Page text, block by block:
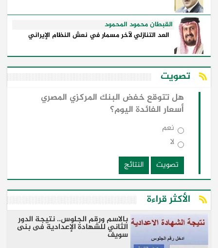
القبطان محمود المحمود
العد التنازلي لآخر مسمار في نعش النظام الإيراني
تصويت
هل تتوقع خفض البنك المركزي المصري
أسعار الفائدة اليوم؟
نعم
لا
تصويت
النتائج
الأكثر قراءة
بالاسم ورقم الجلوس.. نتيجة الدور
الثاني للشهادة الإعدادية فى بنى
سويف